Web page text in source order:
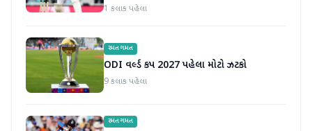
1 કલાક પહેલા
રમતગમત
ODI વર્લ્ડ કપ 2027 પહેલા મોટો ઝટકો
9 કલાક પહેલા
રમતગમત